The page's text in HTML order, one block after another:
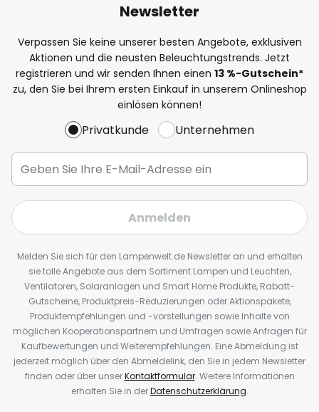
Newsletter
Verpassen Sie keine unserer besten Angebote, exklusiven
Aktionen und die neusten Beleuchtungstrends. Jetzt
registrieren und wir senden Ihnen einen 13 %-Gutschein*
zu, den Sie bei Ihrem ersten Einkauf in unserem Onlineshop
einlösen können!
Privatkunde Unternehmen
Anmelden
Melden Sie sich für den Lampenwelt.de Newsletter an und erhalten
sie tolle Angebote aus dem Sortiment Lampen und Leuchten,
Ventilatoren, Solaranlagen und Smart Home Produkte, Rabatt-
Gutscheine, Produktpreis-Reduzierungen oder Aktionspakete,
Produktempfehlungen und -vorstellungen sowie Inhalte von
möglichen Kooperationspartnern und Umfragen sowie Anfragen für
Kaufbewertungen und Weiterempfehlungen. Eine Abmeldung ist
jederzeit möglich über den Abmeldelink, den Sie in jedem Newsletter
finden oder über unserKontaktformular. Weitere Informationen
erhalten Sie in derDatenschutzerklärung.